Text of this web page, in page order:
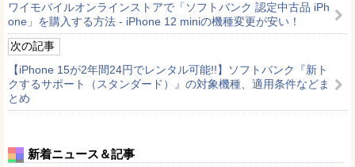
ワイモバイルオンラインストアで「ソフトバンク 認定中古品 iPh
one」を購入する方法 - iPhone 12 miniの機種変更が安い！
次の記事
【iPhone 15が2年間24円でレンタル可能!!】ソフトバンク『新ト
クするサポート（スタンダード）』の対象機種、適用条件などま
とめ
新着ニュース＆記事